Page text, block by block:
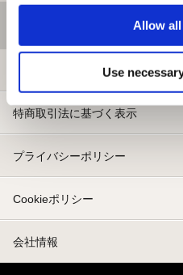
Allow
Use
特商取引法に基づく表示
プライバシーポリシー
Cookieポリシー
会社情報